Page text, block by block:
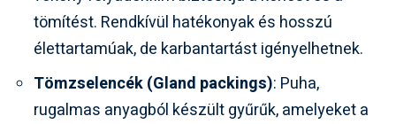
tömítést. Rendkívül hatékonyak és hosszú
élettartamúak, de karbantartást igényelhetnek.
Tömzselencék (Gland packings): Puha,
rugalmas anyagból készült gyűrűk, amelyeket a